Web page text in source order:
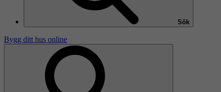
Sök
Bygg ditt hus online